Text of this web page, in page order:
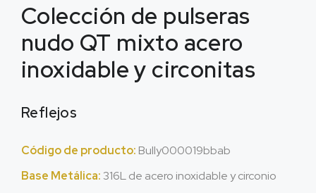
Colección de pulseras
nudo QT mixto acero
inoxidable y circonitas
Reflejos
Código de producto: Bully000019bbab
Base Metálica: 316L de acero inoxidable y circonio